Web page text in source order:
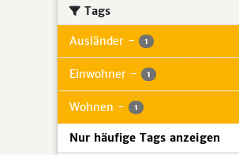
Tags
Ausländer - 1
Einwohner - 1
Wohnen - 1
Nur häufige Tags anzeigen